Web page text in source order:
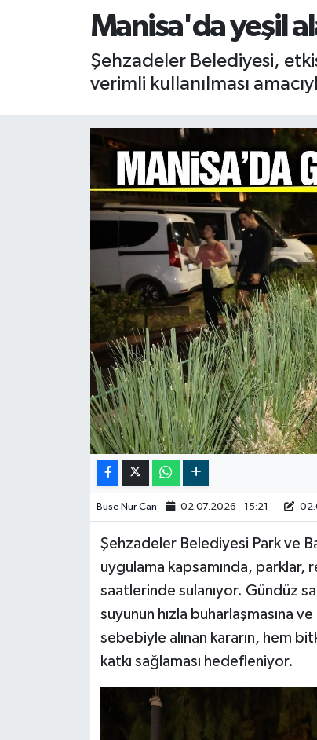
Manisa'da yeşil
Şehzadeler Belediyesi,
verimli kullanılması
Buse Nur Can 02.07.2026 - 15:21
Şehzadeler Belediyesi Park ve
uygulama kapsamında, parklar,
saatlerinde sulanıyor. Gündüz
suyunun hızla buharlaşmasına
sebebiyle alınan kararın, hem
katkı sağlaması hedefleniyor.
RESMİ İLAN
BİLİM VE TEKNOLOJİ
RESMİ İLAN